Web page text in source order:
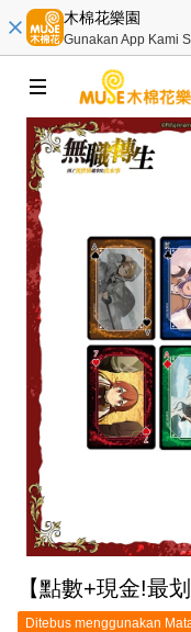
木棉花樂園
Gunakan App Kami
【點數+現金!最
Ditebus menggunakan